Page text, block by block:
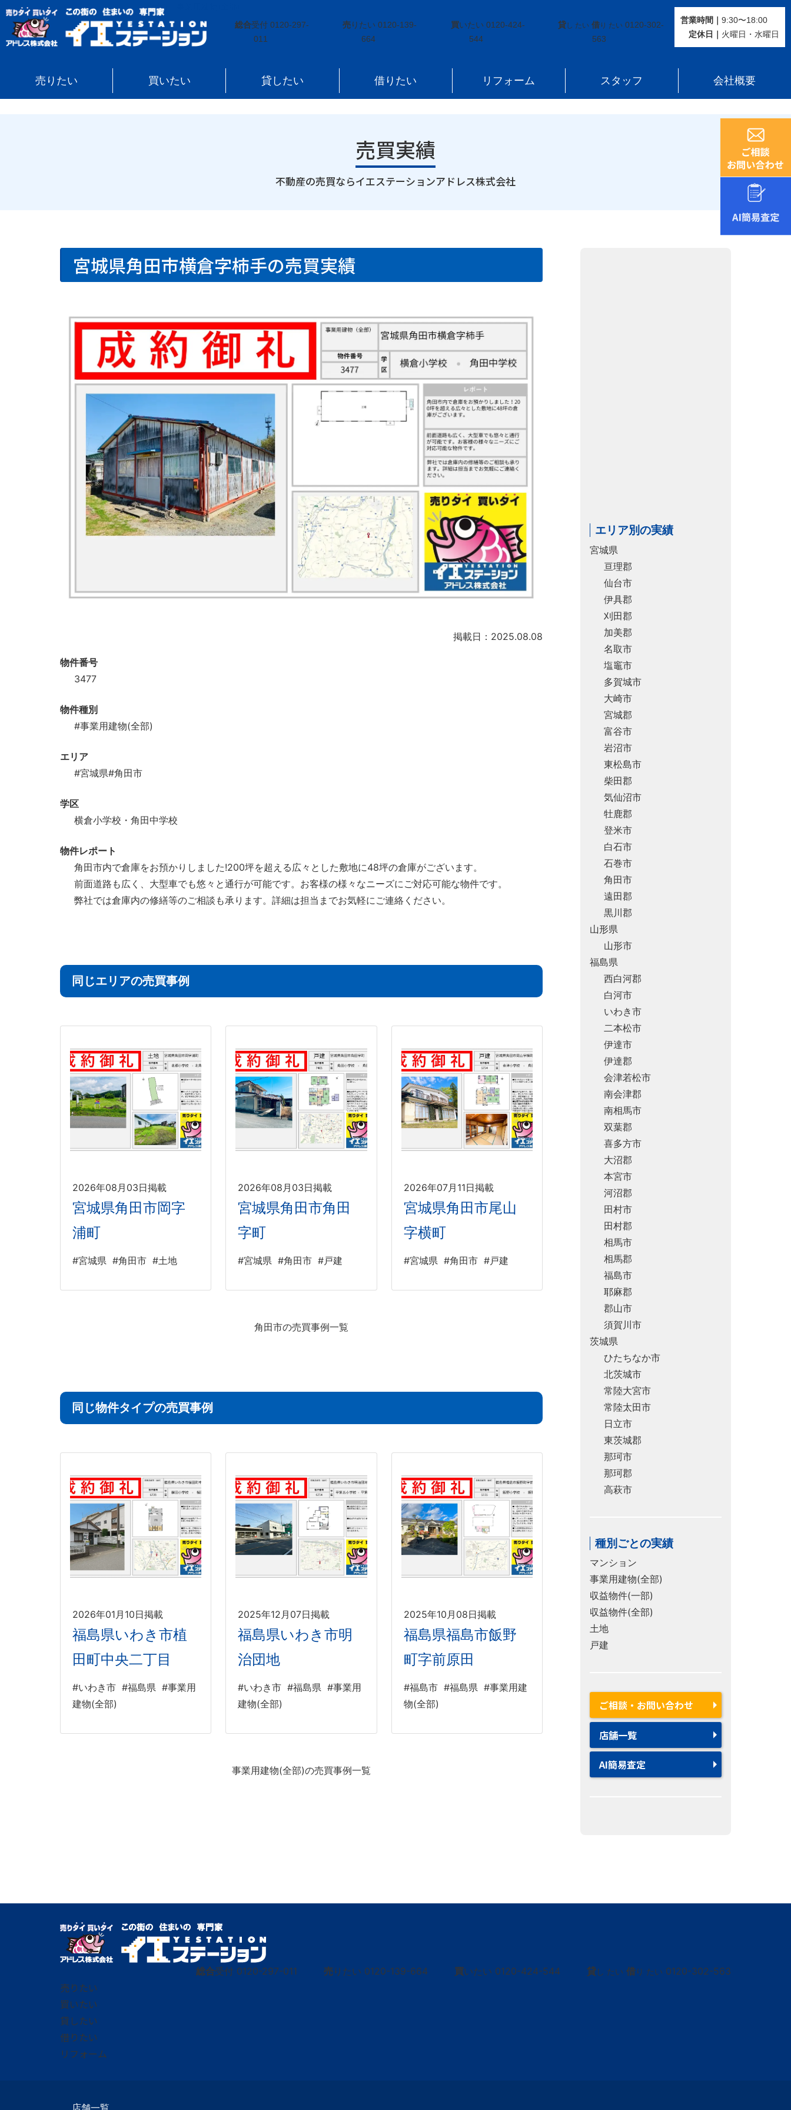
総合受付 0120-297-
011
売りたい 0120-139-
664
買いたい 0120-424-
544
貸し たい 借り たい 0120-302-
563
営業時間｜ 9:30〜18:00
定休⽇｜ 火曜⽇・水曜⽇
売りたい 買いたい 貸したい 借りたい リフォーム スタッフ 会社概要
イエステーション » 売買実績
売買実績
｜
不動産の売買ならイエステーションアドレス株式会社
宮城県角田市横倉字柿手の売買実績
掲載日：2025.08.08
物件番号
3477
物件種別
#事業用建物(全部)
エリア
#宮城県#角田市
学区
横倉小学校・角田中学校
物件レポート
角田市内で倉庫をお預かりしました!200坪を超える広々とした敷地に48坪の倉庫がございます。
前面道路も広く、大型車でも悠々と通行が可能です。お客様の様々なニーズにご対応可能な物件です。
弊社では倉庫内の修繕等のご相談も承ります。詳細は担当までお気軽にご連絡ください。
同じエリアの売買事例
2026年08月03日掲載
宮城県角田市岡字
浦町
#宮城県 #角田市 #土地
2026年08月03日掲載
宮城県角田市角田
字町
#宮城県 #角田市 #戸建
2026年07月11日掲載
宮城県角田市尾山
字横町
#宮城県 #角田市 #戸建
角田市の売買事例一覧
同じ物件タイプの売買事例
2026年01月10日掲載
福島県いわき市植
田町中央二丁目
#いわき市 #福島県 #事業用
建物(全部)
2025年12月07日掲載
福島県いわき市明
治団地
#いわき市 #福島県 #事業用
建物(全部)
2025年10月08日掲載
福島県福島市飯野
町字前原田
#福島市 #福島県 #事業用建
物(全部)
事業用建物(全部)の売買事例一覧
エリア別の実績
宮城県
亘理郡
仙台市
伊具郡
刈田郡
加美郡
名取市
塩竈市
多賀城市
大崎市
宮城郡
富谷市
岩沼市
東松島市
柴田郡
気仙沼市
牡鹿郡
登米市
白石市
石巻市
角田市
遠田郡
黒川郡
山形県
山形市
福島県
西白河郡
白河市
いわき市
二本松市
伊達市
伊達郡
会津若松市
南会津郡
南相馬市
双葉郡
喜多方市
大沼郡
本宮市
河沼郡
田村市
田村郡
相馬市
相馬郡
福島市
耶麻郡
郡山市
須賀川市
茨城県
ひたちなか市
北茨城市
常陸大宮市
常陸太田市
日立市
東茨城郡
那珂市
那珂郡
高萩市
種別ごとの実績
マンション
事業用建物(全部)
収益物件(一部)
収益物件(全部)
土地
戸建
ご相談・お問い合わせ
店舗一覧
AI簡易査定
総合受付 0120-297-011 売りたい 0120-139-664 買いたい 0120-424-544 貸し たい 借り たい 0120-302-563
売りたい
買いたい
貸したい
借りたい
リフォーム
店舗一覧